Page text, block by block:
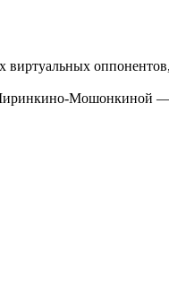
виртуальных
Ширинкино-Мошонкиной